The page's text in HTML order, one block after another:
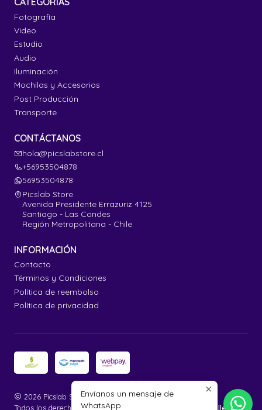
Fotografía
Video
Estudio
Audio
Iluminación
Mochilas y Accesorios
Post Producción
Transporte
CONTÁCTANOS
hola@picslabstore.cl
+56953504878
56953504878
Picslab Store
Avenida Presidente Errazuriz 4125
Santiago - Las Condes
Región Metropolitana - Chile
INFORMACIÓN
Contacto
Términos y Condiciones
Política de reembolso
Política de privacidad
2026 Picslab Store.
Todos los derechos reservados.
Desarrollado por Jumpseller .
Envíanos un mensaje de
WhatsApp